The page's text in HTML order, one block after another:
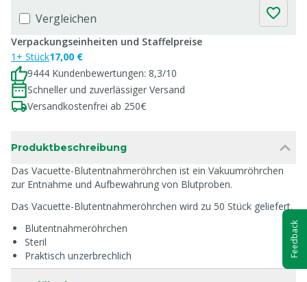
Vergleichen
Verpackungseinheiten und Staffelpreise
1+ Stück17,00 €
9444 Kundenbewertungen: 8,3/10
Schneller und zuverlässiger Versand
Versandkostenfrei ab 250€
Produktbeschreibung
Das Vacuette-Blutentnahmeröhrchen ist ein Vakuumröhrchen
zur Entnahme und Aufbewahrung von Blutproben.
Das Vacuette-Blutentnahmeröhrchen wird zu 50 Stück geliefert.
Blutentnahmeröhrchen
Steril
Praktisch unzerbrechlich
Feedback